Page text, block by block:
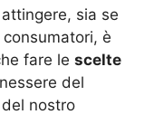
sia se
è
fare le scelte
del
del nostro